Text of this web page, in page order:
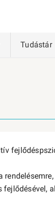
Tudástár
fejlődésével,